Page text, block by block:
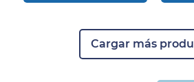
Cargar más